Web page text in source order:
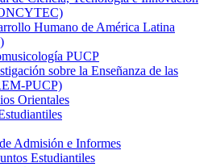
Humano de América Latina
PUCP
sobre la Enseñanza de las
PUCP)
Orientales
Admisión e Informes
Estudiantiles